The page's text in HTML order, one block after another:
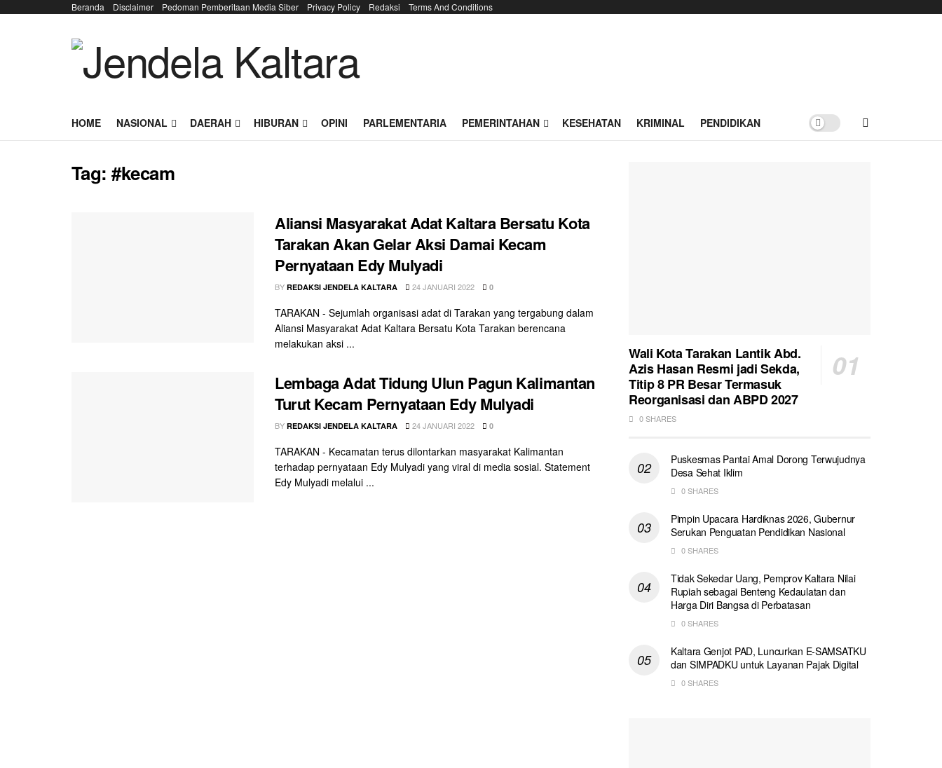
Beranda Disclaimer Pedoman Pemberitaan Media Siber Privacy Policy Redaksi Terms And Conditions
HOME NASIONAL DAERAH HIBURAN OPINI PARLEMENTARIA PEMERINTAHAN KESEHATAN KRIMINAL PENDIDIKAN
Tag:#kecam
Aliansi Masyarakat Adat Kaltara Bersatu Kota
Tarakan Akan Gelar Aksi Damai Kecam
Pernyataan Edy Mulyadi
BY REDAKSI JENDELA KALTARA 24 JANUARI 2022 0
TARAKAN - Sejumlah organisasi adat di Tarakan yang tergabung dalam
Aliansi Masyarakat Adat Kaltara Bersatu Kota Tarakan berencana
melakukan aksi ...
Lembaga Adat Tidung Ulun Pagun Kalimantan
Turut Kecam Pernyataan Edy Mulyadi
BY REDAKSI JENDELA KALTARA 24 JANUARI 2022 0
TARAKAN - Kecamatan terus dilontarkan masyarakat Kalimantan
terhadap pernyataan Edy Mulyadi yang viral di media sosial. Statement
Edy Mulyadi melalui ...
Wali Kota Tarakan Lantik Abd.
Azis Hasan Resmi jadi Sekda,
Titip 8 PR Besar Termasuk
Reorganisasi dan ABPD 2027
0 SHARES
Puskesmas Pantai Amal Dorong Terwujudnya
Desa Sehat Iklim
0 SHARES
Pimpin Upacara Hardiknas 2026, Gubernur
Serukan Penguatan Pendidikan Nasional
0 SHARES
Tidak Sekedar Uang, Pemprov Kaltara Nilai
Rupiah sebagai Benteng Kedaulatan dan
Harga Diri Bangsa di Perbatasan
0 SHARES
Kaltara Genjot PAD, Luncurkan E-SAMSATKU
dan SIMPADKU untuk Layanan Pajak Digital
0 SHARES